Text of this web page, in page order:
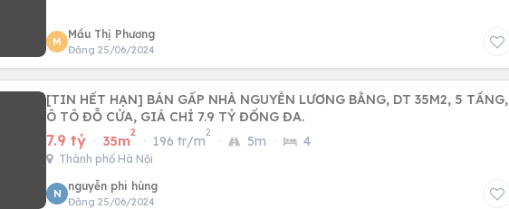
M
Mầu Thị Phương
Đăng 25/06/2024
[TIN HẾT HẠN] BÁN GẤP NHÀ NGUYỄN LƯƠNG BẰNG, DT 35M2, 5 TẦNG,
Ô TÔ ĐỖ CỬA, GIÁ CHỈ 7.9 TỶ ĐỐNG ĐA.
7.9 tỷ · 35m
2
· 196 tr/m
2
· 5m · 4
Thành phố Hà Nội
N
nguyễn phi hùng
Đăng 25/06/2024